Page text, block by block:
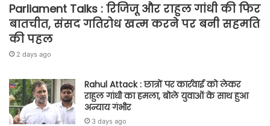
Parliament Talks : रिजिजू और राहुल गांधी की फिर
बातचीत, संसद गतिरोध खत्म करने पर बनी सहमति
की पहल
2 days ago
Rahul Attack : छात्रों पर कार्रवाई को लेकर
राहुल गांधी का हमला, बोले युवाओं के साथ हुआ
अन्याय गंभीर
3 days ago